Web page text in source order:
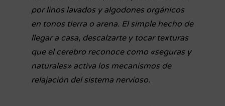
por linos lavados y algodones orgánicos
en tonos tierra o arena. El simple hecho de
llegar a casa, descalzarte y tocar texturas
que el cerebro reconoce como «seguras y
naturales» activa los mecanismos de
relajación del sistema nervioso.